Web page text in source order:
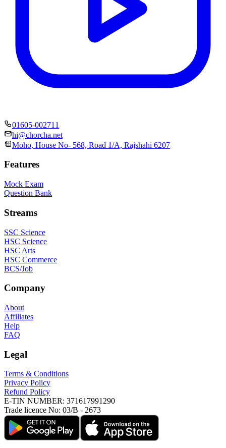
01605-002711
hi@chorcha.net
Moho, House No- 568, Road 1/A, Rajshahi 6207
Features
Mock Exam
Question Bank
Streams
SSC Science
HSC Science
HSC Arts
HSC Commerce
BCS/Job
Company
About
Affiliates
Help
FAQ
Legal
Terms & Conditions
Privacy Policy
Refund Policy
E-TIN NUMBER: 371617991290
Trade licence No: 03/B - 2673